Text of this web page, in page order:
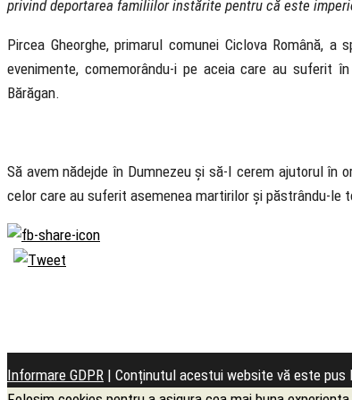
privind deportarea familiilor instărite pentru că este
Pircea Gheorghe, primarul comunei Ciclova Română,
evenimente, comemorându-i pe aceia care au suferit
Bărăgan.
Să avem nădejde în Dumnezeu și să-I cerem ajutorul în
celor care au suferit asemenea martirilor și păstrându-le
Informare GDPR | Conținutul acestui website vă este